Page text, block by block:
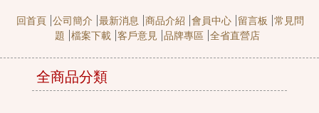
回首頁 公司簡介 最新消息 商品介紹 會員中心 留言板
常見問
題
檔案下載 客戶意見 品牌專區 全省直營店
全商品分類